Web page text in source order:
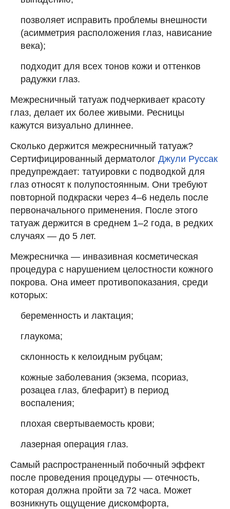
позволяет исправить проблемы внешности
(асимметрия расположения глаз, нависание
века);
подходит для всех тонов кожи и оттенков
радужки глаз.
Межресничный татуаж подчеркивает красоту
глаз, делает их более живыми. Ресницы
кажутся визуально длиннее.
Сколько держится межресничный татуаж?
Сертифицированный дерматолог Джули Руссак
предупреждает: татуировки с подводкой для
глаз относят к полупостоянным. Они требуют
повторной подкраски через 4–6 недель после
первоначального применения. После этого
татуаж держится в среднем 1–2 года, в редких
случаях — до 5 лет.
Межресничка — инвазивная косметическая
процедура с нарушением целостности кожного
покрова. Она имеет противопоказания, среди
которых:
беременность и лактация;
глаукома;
склонность к келоидным рубцам;
кожные заболевания (экзема, псориаз,
розацеа глаз, блефарит) в период
воспаления;
плохая свертываемость крови;
лазерная операция глаз.
Самый распространенный побочный эффект
после проведения процедуры — отечность,
которая должна пройти за 72 часа. Может
возникнуть ощущение дискомфорта,